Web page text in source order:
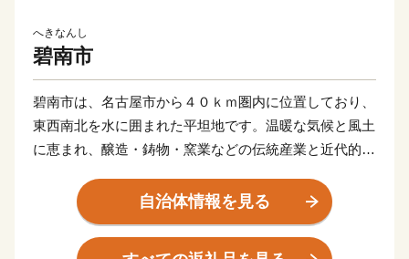
へきなんし
碧南市
碧南市は、名古屋市から４０ｋｍ圏内に位置しており、
東西南北を水に囲まれた平坦地です。温暖な気候と風土
に恵まれ、醸造・鋳物・窯業などの伝統産業と近代的な
と調和のとれた産業構造となっています。
自治体情報を見る